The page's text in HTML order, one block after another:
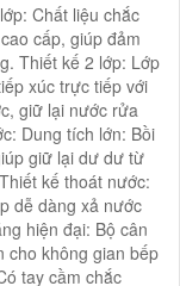
Chất liệu chắc
cấp, giúp đảm
Thiết kế 2 lớp: Lớp
xúc trực tiếp với
giữ lại nước rửa
Dung tích lớn: Bồi
giữ lại dư dư từ
kế thoát nước:
dễ dàng xả nước
hiện đại: Bộ cân
cho không gian bếp
tay cầm chắc